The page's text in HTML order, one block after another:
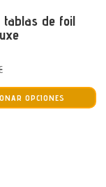
tablas de foil
Rango
de
precios:
OPCIONES